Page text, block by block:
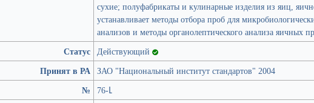
сухие; полуфабрикаты и кулинарные изделия из яиц,
устанавливает методы отбора проб для
анализов и методы органолептического анализа яичных
Статус Действующий
Принят в РА ЗАО "Национальный институт стандартов" 2004
№
76-Լ